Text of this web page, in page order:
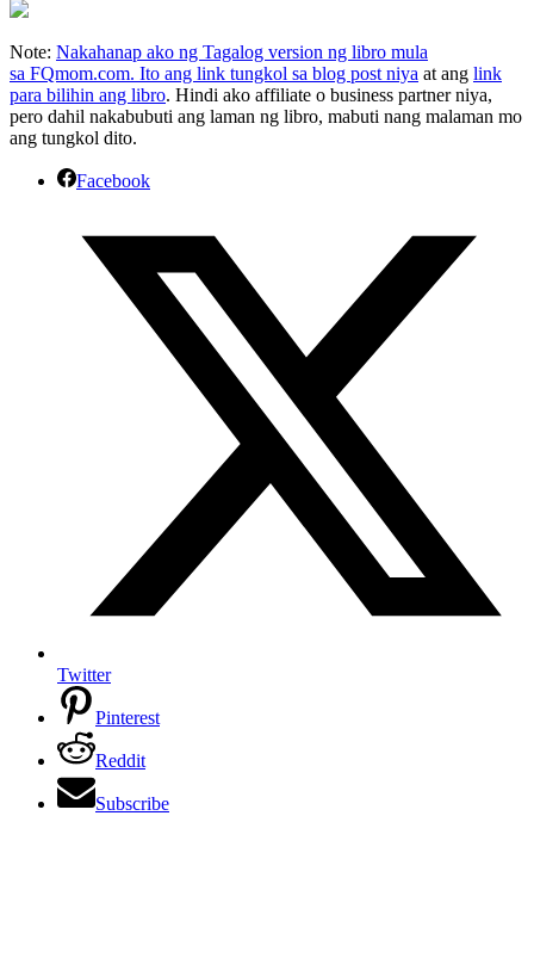
Note: Nakahanap ako ng Tagalog version ng libro mula
sa FQmom.com. Ito ang link tungkol sa blog post niya at ang link
para bilihin ang libro. Hindi ako affiliate o business partner niya,
pero dahil nakabubuti ang laman ng libro, mabuti nang malaman mo
ang tungkol dito.
Facebook
Twitter
Pinterest
Reddit
Subscribe